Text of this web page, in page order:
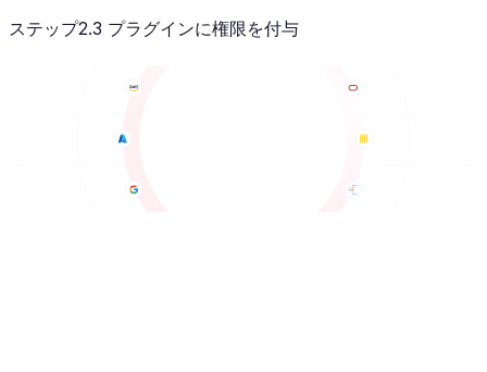
ステップ2.3 プラグインに権限を付与